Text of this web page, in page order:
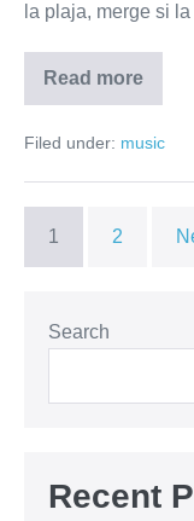
la plaja, merge si
Read more
Veste
buna
Inna
scos
Filed under: music
1 2
Search
Recent